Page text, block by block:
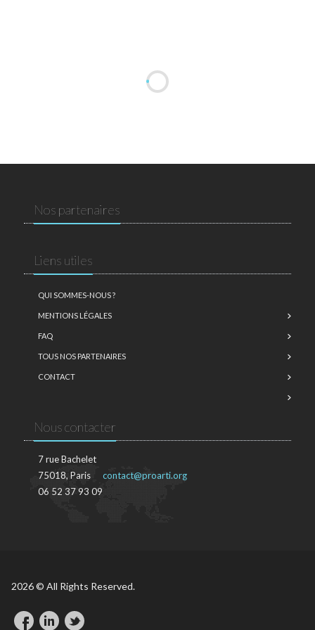
Nos partenaires
Liens utiles
QUI SOMMES-NOUS ?
MENTIONS LÉGALES
FAQ
TOUS NOS PARTENAIRES
CONTACT
Nous contacter
7 rue Bachelet
75018, Paris
06 52 37 93 09
contact@proarti.org
2026 © All Rights Reserved.